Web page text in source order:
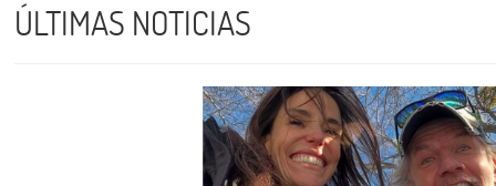
ÚLTIMAS NOTICIAS